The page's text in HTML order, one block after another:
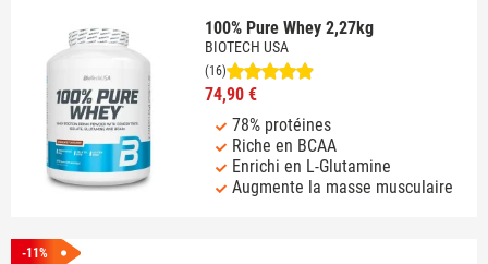
100% Pure Whey 2,27kg
BIOTECH USA
(16)
74,90 €
78% protéines
Riche en BCAA
Enrichi en L-Glutamine
Augmente la masse musculaire
-11%